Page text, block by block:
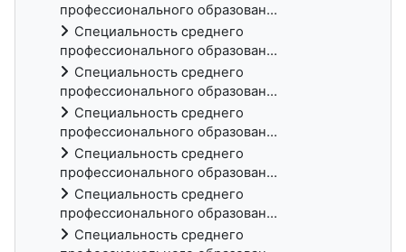
профессионального образован...
Специальность среднего
профессионального образован...
Специальность среднего
профессионального образован...
Специальность среднего
профессионального образован...
Специальность среднего
профессионального образован...
Специальность среднего
профессионального образован...
Специальность среднего